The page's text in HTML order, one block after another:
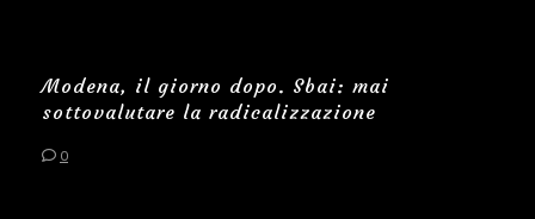
Modena, il giorno dopo. Sbai: mai
sottovalutare la radicalizzazione
0